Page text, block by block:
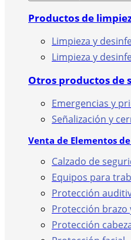
Productos de
Limpieza y
Limpieza y
Otros productos de
Emergencias y
Señalización y
Venta de Elementos
Calzado de
Equipos para
Protección
Protección brazo
Protección